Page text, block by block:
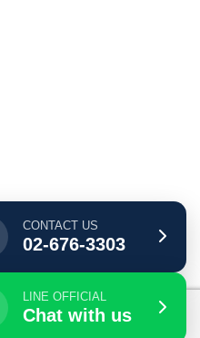
CONTACT US
02-676-3303
LINE OFFICIAL
Chat with us